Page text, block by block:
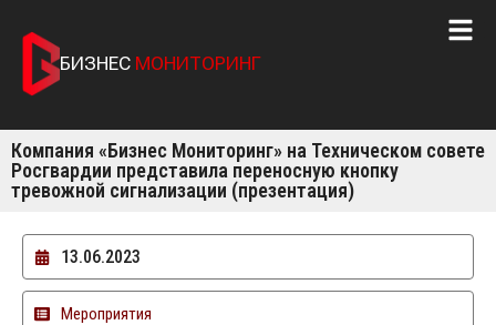
БИЗНЕС МОНИТОРИНГ
Компания «Бизнес Мониторинг» на Техническом совете
Росгвардии представила переносную кнопку
тревожной сигнализации (презентация)
13.06.2023
Мероприятия